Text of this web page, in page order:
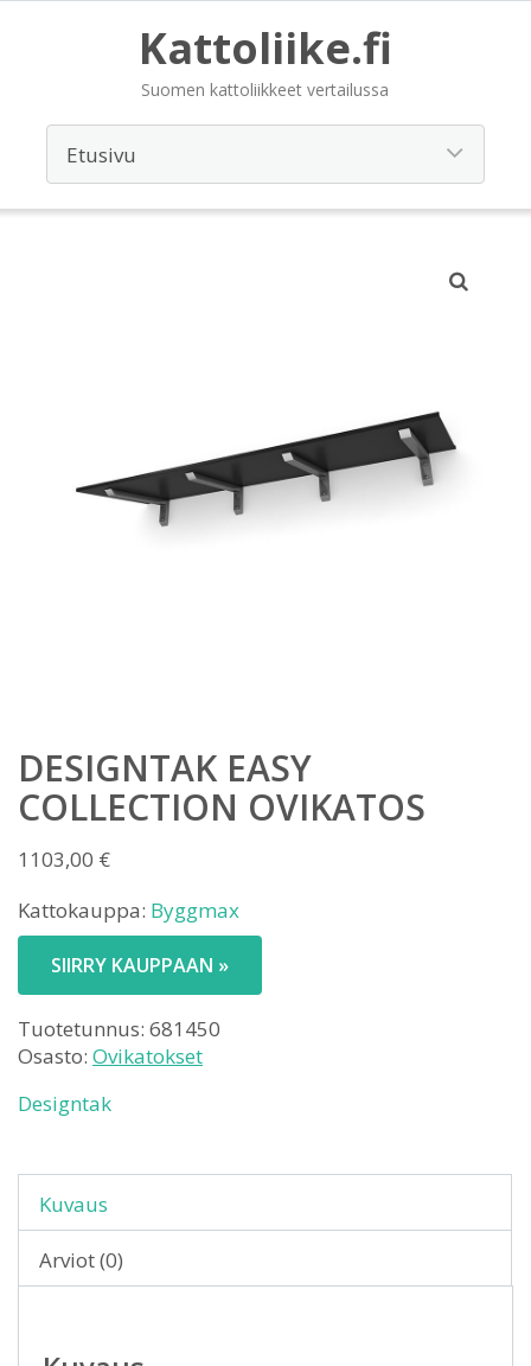
Kattoliike.fi
Suomen kattoliikkeet vertailussa
DESIGNTAK EASY
COLLECTION OVIKATOS
1103,00 €
Kattokauppa: Byggmax
SIIRRY KAUPPAAN »
Tuotetunnus: 681450
Osasto: Ovikatokset
Designtak
Kuvaus
Arviot (0)